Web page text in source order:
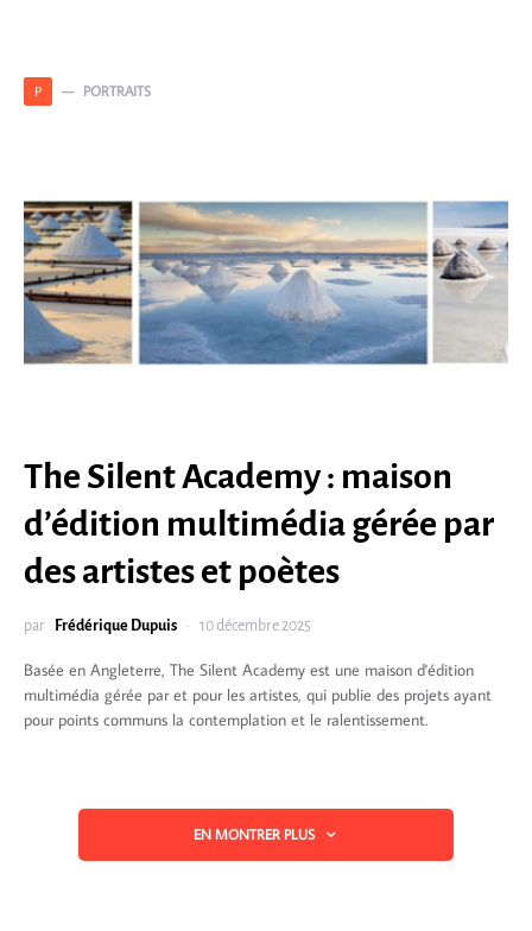
P PORTRAITS
The Silent Academy : maison
d’édition multimédia gérée par
des artistes et poètes
par Frédérique Dupuis 10 décembre 2025
Basée en Angleterre, The Silent Academy est une maison d'édition
multimédia gérée par et pour les artistes, qui publie des projets ayant
pour points communs la contemplation et le ralentissement.
EN MONTRER PLUS